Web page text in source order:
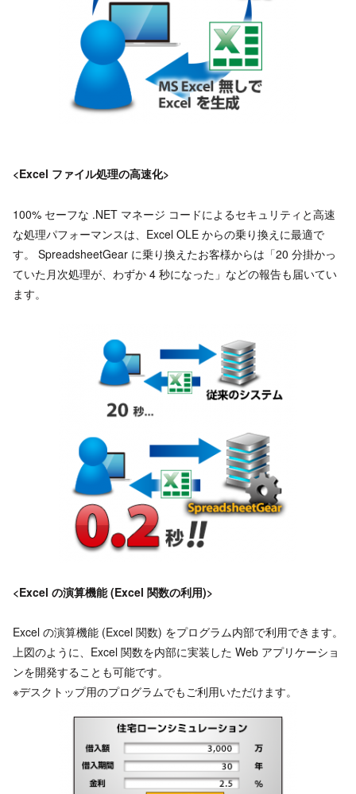
<Excel ファイル処理の高速化>
100% セーフな .NET マネージ コードによるセキュリティと高速
な処理パフォーマンスは、Excel OLE からの乗り換えに最適で
す。 SpreadsheetGear に乗り換えたお客様からは「20 分掛かっ
ていた月次処理が、わずか 4 秒になった」などの報告も届いてい
ます。
<Excel の演算機能 (Excel 関数の利用)>
Excel の演算機能 (Excel 関数) をプログラム内部で利用できます。
上図のように、Excel 関数を内部に実装した Web アプリケーショ
ンを開発することも可能です。
※デスクトップ用のプログラムでもご利用いただけます。